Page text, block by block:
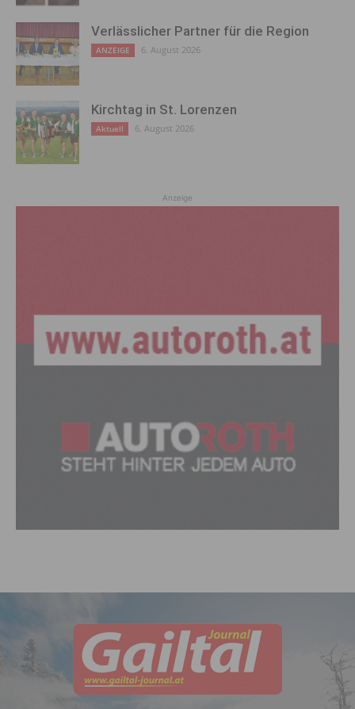
Verlässlicher Partner für die Region
ANZEIGE 6. August 2026
Kirchtag in St. Lorenzen
Aktuell 6. August 2026
Anzeige